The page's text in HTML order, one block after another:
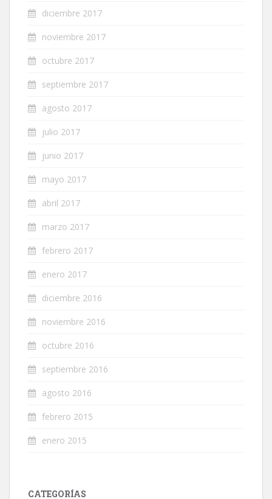
diciembre 2017
noviembre 2017
octubre 2017
septiembre 2017
agosto 2017
julio 2017
junio 2017
mayo 2017
abril 2017
marzo 2017
febrero 2017
enero 2017
diciembre 2016
noviembre 2016
octubre 2016
septiembre 2016
agosto 2016
febrero 2015
enero 2015
CATEGORÍAS